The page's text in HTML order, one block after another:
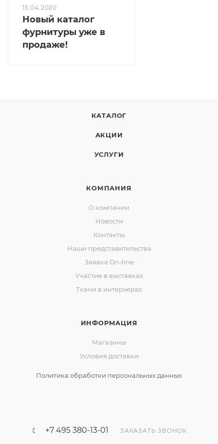
15.04.2020
Новый каталог
фурнитуры уже в
продаже!
КАТАЛОГ
АКЦИИ
УСЛУГИ
КОМПАНИЯ
О компании
Новости
Контакты
Наши представительства
Заявка On-line
Участие в выставках
Ткани в интерьерах
ИНФОРМАЦИЯ
Магазины
Условия доставки
Политика обработки персональных данных
+7 495 380-13-01 ЗАКАЗАТЬ ЗВОНОК